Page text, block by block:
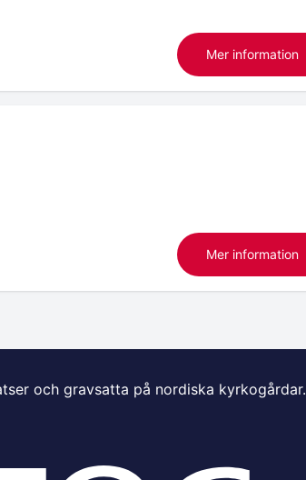
Mer information
Mer information
och gravsatta på nordiska kyrkogårdar.